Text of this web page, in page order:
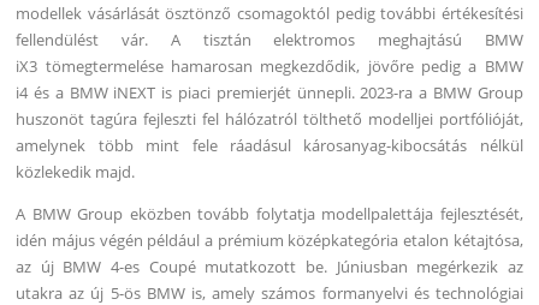
modellek vásárlását ösztönző csomagoktól pedig további értékesítési
fellendülést vár. A tisztán elektromos meghajtású BMW
iX3 tömegtermelése hamarosan megkezdődik, jövőre pedig a BMW
i4 és a BMW iNEXT is piaci premierjét ünnepli. 2023-ra a BMW Group
huszonöt tagúra fejleszti fel hálózatról tölthető modelljei portfólióját,
amelynek több mint fele ráadásul károsanyag-kibocsátás nélkül
közlekedik majd.
A BMW Group eközben tovább folytatja modellpalettája fejlesztését,
idén május végén például a prémium középkategória etalon kétajtósa,
az új BMW 4-es Coupé mutatkozott be. Júniusban megérkezik az
utakra az új 5-ös BMW is, amely számos formanyelvi és technológiai